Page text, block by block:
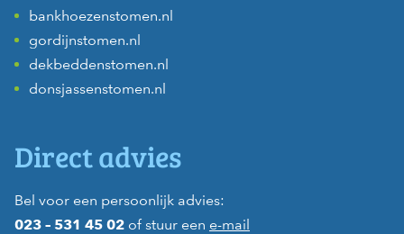
bankhoezenstomen.nl
gordijnstomen.nl
dekbeddenstomen.nl
donsjassenstomen.nl
Direct advies
Bel voor een persoonlijk advies:
023 – 531 45 02 of stuur een e-mail